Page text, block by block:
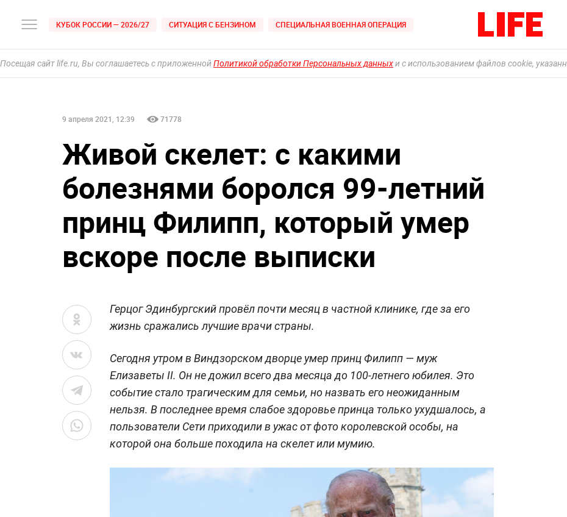
КУБОК РОССИИ — 2026/27 СИТУАЦИЯ С БЕНЗИНОМ СПЕЦИАЛЬНАЯ ВОЕННАЯ ОПЕРАЦИЯ
Посещая сайт life.ru, Вы соглашаетесь с приложеннойПолитикой обработки Персональных данныхи с использованием файлов cookie,
9 апреля 2021, 12:39 71778
Живой скелет: с какими
болезнями боролся 99-летний
принц Филипп, который умер
вскоре после выписки
Герцог Эдинбургский провёл почти месяц в частной клинике, где за его
жизнь сражались лучшие врачи страны.
Сегодня утром в Виндзорском дворце умер принц Филипп — муж
Елизаветы II. Он не дожил всего два месяца до 100-летнего юбилея. Это
событие стало трагическим для семьи, но назвать его неожиданным
нельзя. В последнее время слабое здоровье принца только ухудшалось, а
пользователи Сети приходили в ужас от фото королевской особы, на
которой она больше походила на скелет или мумию.